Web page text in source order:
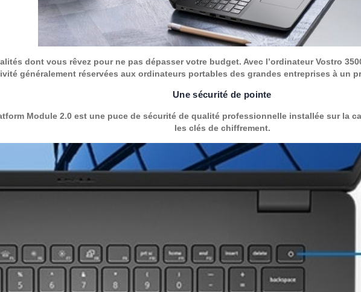
dont vous rêvez pour ne pas dépasser votre budget. Avec l’ordinateur Vostro
généralement réservées aux ordinateurs portables des grandes entreprises à un
Une sécurité de pointe
Module 2.0 est une puce de sécurité de qualité professionnelle installée sur la
les clés de chiffrement.